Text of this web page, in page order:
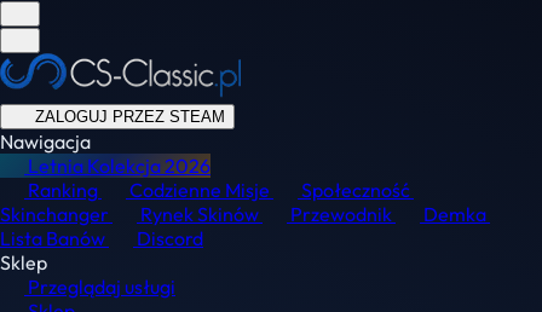
ZALOGUJ PRZEZ STEAM
Nawigacja
Letnia Kolekcja2026
Ranking
Codzienne Misje
Społeczność
Skinchanger
Rynek Skinów Przewodnik
Demka
Lista Banów
Discord
Sklep
Przeglądaj usługi